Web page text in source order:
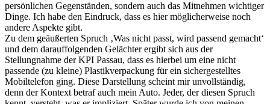
persönlichen Gegenständen, sondern auch das Mitnehmen wichtiger
Dinge. Ich habe den Eindruck, dass es hier möglicherweise noch
andere Aspekte gibt.
Zu dem geäußerten Spruch ‚Was nicht passt, wird passend gemacht‘
und dem darauffolgenden Gelächter ergibt sich aus der
Stellungnahme der KPI Passau, dass es hierbei um eine nicht
passende (zu kleine) Plastikverpackung für ein sichergestelltes
Mobiltelefon ging. Diese Darstellung scheint mir unvollständig,
denn der Kontext betraf auch mein Auto. Jeder, der diesen Spruch